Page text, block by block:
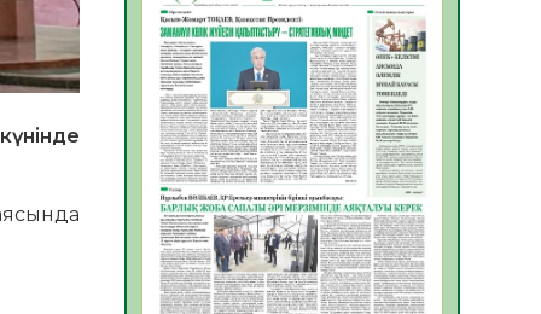
ҚҰРЫЛТАЙ САЙЛАУЫ –
БОЛАШАҚҚА БАСТАР
ЖАУАПТЫ ТАҢДАУ
06.08.2026
27
Инфекциялық ауруларға
қарсы иммундау
жұмыстарының тиімділігі
06.08.2026
28
Көкжөтел ауруы туралы